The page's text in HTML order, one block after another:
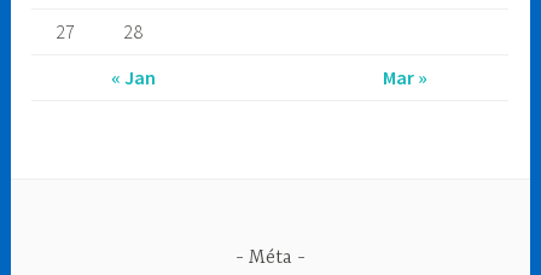
« Jan Mar »
27
28
Méta